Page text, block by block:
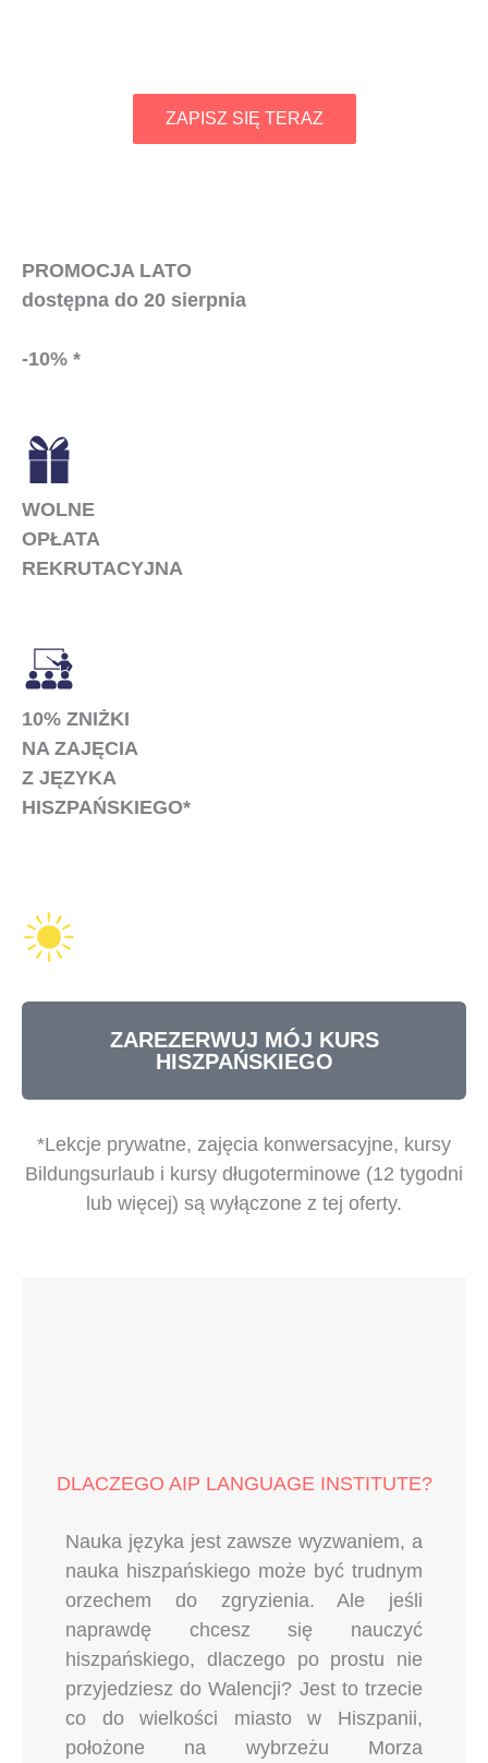
ZAPISZ SIĘ TERAZ
PROMOCJA LATO
dostępna do 20 sierpnia
-10% *
WOLNE
OPŁATA
REKRUTACYJNA
10% ZNIŻKI
NA ZAJĘCIA
Z JĘZYKA
HISZPAŃSKIEGO*
ZAREZERWUJ MÓJ KURS
HISZPAŃSKIEGO
*Lekcje prywatne, zajęcia konwersacyjne, kursy
Bildungsurlaub i kursy długoterminowe (12 tygodni
lub więcej) są wyłączone z tej oferty.
DLACZEGO AIP LANGUAGE INSTITUTE?
Nauka języka jest zawsze wyzwaniem, a
nauka hiszpańskiego może być trudnym
orzechem do zgryzienia. Ale jeśli
naprawdę chcesz się nauczyć
hiszpańskiego, dlaczego po prostu nie
przyjedziesz do Walencji? Jest to trzecie
co do wielkości miasto w Hiszpanii,
położone na wybrzeżu Morza